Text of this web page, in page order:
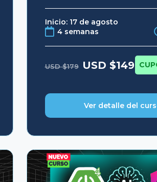
Inicio: 17 de agosto
4 semanas
USD $179 Original
price
USD $149 price
is:
Ver detalle del